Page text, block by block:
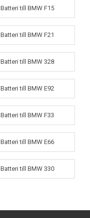
Batteri till BMW F15
Batteri till BMW F21
Batteri till BMW 328
Batteri till BMW E92
Batteri till BMW F33
Batteri till BMW E66
Batteri till BMW 330